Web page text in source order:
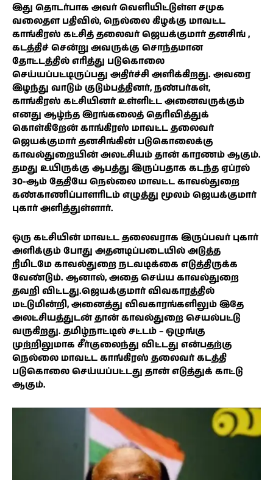
இது தொடர்பாக அவர் வெளியிட்டுள்ள சமுக
வலைதள பதிவில், நெல்லை கிழக்கு மாவட்ட
காங்கிரஸ் கட்சித் தலைவர் ஜெயக்குமார் தனசிங் ,
கடத்திச் சென்று அவருக்கு சொந்தமான
தோட்டத்தில் எரித்து படுகொலை
செய்யப்பட்டிருப்பது அதிர்ச்சி அளிக்கிறது. அவரை
இழந்து வாடும் குடும்பத்தினர், நண்பர்கள்,
காங்கிரஸ் கட்சியினர் உள்ளிட்ட அனைவருக்கும்
எனது ஆழ்ந்த இரங்கலைத் தெரிவித்துக்
கொள்கிறேன் காங்கிரஸ் மாவட்ட தலைவர்
ஜெயக்குமார் தனசிங்கின் படுகொலைக்கு
காவல்துறையின் அலட்சியம் தான் காரணம் ஆகும்.
தமது உயிருக்கு ஆபத்து இருப்பதாக கடந்த ஏப்ரல்
30-ஆம் தேதியே நெல்லை மாவட்ட காவல்துறை
கண்காணிப்பாளரிடம் எழுத்து மூலம் ஜெயக்குமார்
புகார் அளித்துள்ளார்.
ஒரு கட்சியின் மாவட்ட தலைவராக இருப்பவர் புகார்
அளிக்கும் போது அதனடிப்படையில் அடுத்த
நிமிடமே காவல்துறை நடவடிக்கை எடுத்திருக்க
வேண்டும். ஆனால், அதை செய்ய காவல்துறை
தவறி விட்டது.ஜெயக்குமார் விவகாரத்தில்
மட்டுமின்றி, அனைத்து விவகாரங்களிலும் இதே
அலட்சியத்துடன் தான் காவல்துறை செயல்பட்டு
வருகிறது. தமிழ்நாட்டில் சட்டம் – ஒழுங்கு
முற்றிலுமாக சீர்குலைந்து விட்டது என்பதற்கு
நெல்லை மாவட்ட காங்கிரஸ் தலைவர் கடத்தி
படுகொலை செய்யப்பட்டது தான் எடுத்துக் காட்டு
ஆகும்.